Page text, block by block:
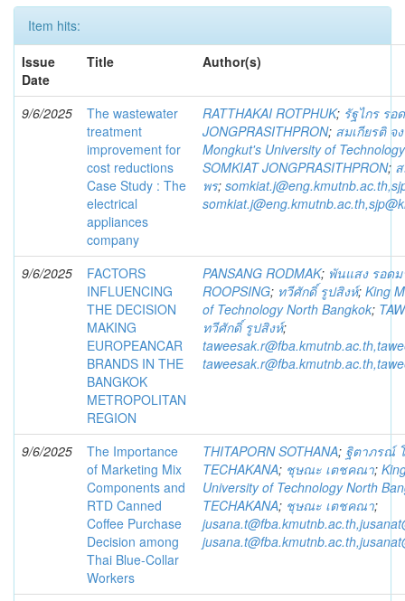
Item hits:
Issue
Date
Title Author(s)
9/6/2025
The wastewater
treatment
improvement for
cost reductions
Case Study : The
electrical
appliances
company
RATTHAKAI ROTPHUK; รัฐไกร รอ
JONGPRASITHPRON; สมเกียรติ จ
Mongkut's University of
SOMKIAT JONGPRASITHPRON;
พร;
9/6/2025
FACTORS
INFLUENCING
THE DECISION
MAKING
EUROPEANCAR
BRANDS IN THE
BANGKOK
METROPOLITAN
REGION
PANSANG RODMAK; พันแสง รอดม
ROOPSING; ทวีศักดิ์ รูปสิงห์; King
of Technology North Bangkok;
ทวีศักดิ์ รูปสิงห์;
9/6/2025
The Importance
of Marketing Mix
Components and
RTD Canned
Coffee Purchase
Decision among
Thai Blue-Collar
Workers
THITAPORN SOTHANA; ฐิตาภรณ์
TECHAKANA; ชุษณะ เตชคณา;
University of Technology North
TECHAKANA; ชุษณะ เตชคณา;